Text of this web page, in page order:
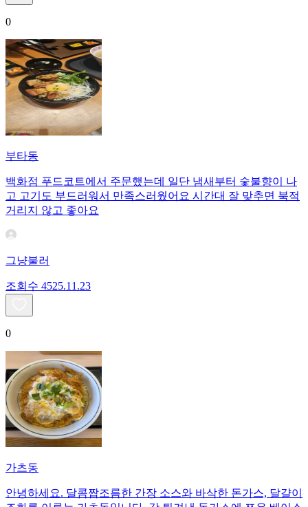
0
부타동
백화점 푸드코트에서 주문했는데 일단 냄새부터 숯불향이 나
고 고기도 부드러워서 만족스러웠어요 시간대 잘 맞추면 북적
거리지 않고 좋아요
그냥불러
조회수 4525.11.23
0
가츠동
안녕하세요. 달콤짭조름한 간장 소스와 바삭한 돈가스, 달걀이